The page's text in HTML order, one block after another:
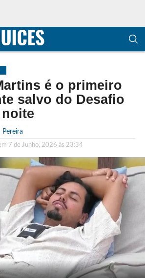
é o primeiro
salvo do Desafio
Pereira
7 de Junho, 2026 às 23:34